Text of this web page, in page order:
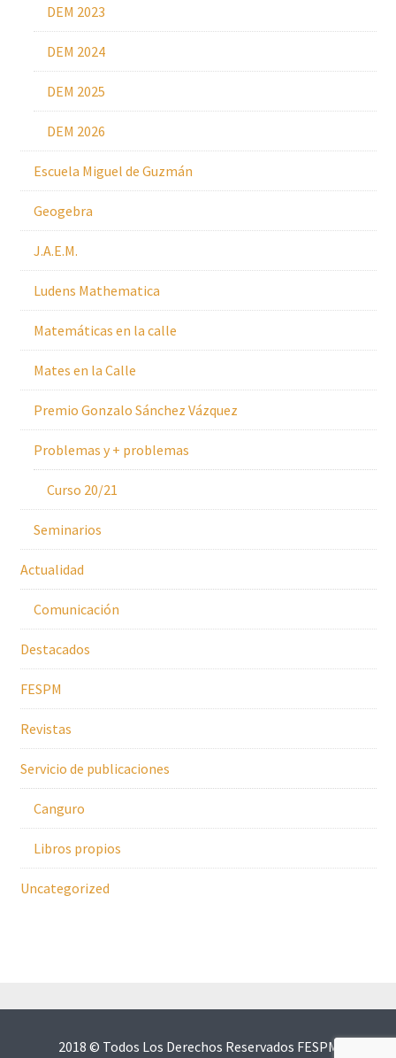
DEM 2023
DEM 2024
DEM 2025
DEM 2026
Escuela Miguel de Guzmán
Geogebra
J.A.E.M.
Ludens Mathematica
Matemáticas en la calle
Mates en la Calle
Premio Gonzalo Sánchez Vázquez
Problemas y + problemas
Curso 20/21
Seminarios
Actualidad
Comunicación
Destacados
FESPM
Revistas
Servicio de publicaciones
Canguro
Libros propios
Uncategorized
2018 © Todos Los Derechos Reservados FESPM